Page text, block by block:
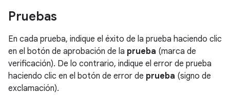
Pruebas
En cada prueba, indique el éxito de la prueba haciendo clic
en el botón de aprobación de la prueba (marca de
verificación). De lo contrario, indique el error de prueba
haciendo clic en el botón de error de prueba (signo de
exclamación).